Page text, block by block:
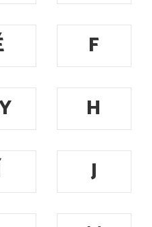
F
H
J